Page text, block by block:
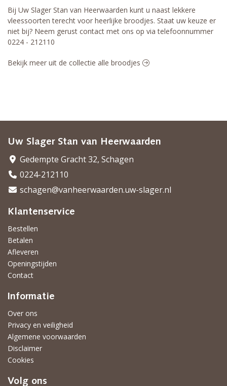
Bij Uw Slager Stan van Heerwaarden kunt u naast lekkere
vleessoorten terecht voor heerlijke broodjes. Staat uw keuze er
niet bij? Neem gerust contact met ons op via telefoonnummer
0224 - 212110
Bekijk meer uit de collectie alle broodjes
Uw Slager Stan van Heerwaarden
Gedempte Gracht 32, Schagen
0224-212110
schagen@vanheerwaarden.uw-slager.nl
Klantenservice
Bestellen
Betalen
Afleveren
Openingstijden
Contact
Informatie
Over ons
Privacy en veiligheid
Algemene voorwaarden
Disclaimer
Cookies
Volg ons